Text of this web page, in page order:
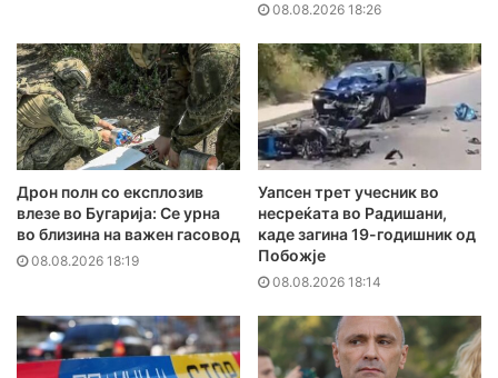
08.08.2026 18:26
Дрон полн со експлозив
влезе во Бугарија: Се урна
во близина на важен гасовод
08.08.2026 18:19
Уапсен трет учесник во
несреќата во Радишани,
каде загина 19-годишник од
Побожје
08.08.2026 18:14